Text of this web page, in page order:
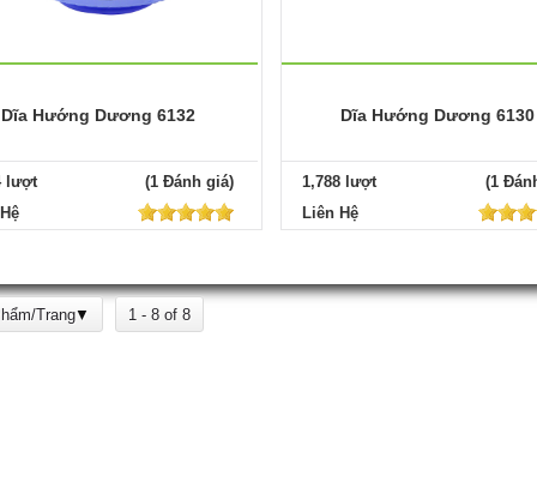
Dĩa Hướng Dương 6132
lượt
(1 Đánh giá)
Dĩa Hướng Dương 6130
1,788 lượt
(1
Liên Hệ
Trang 1 - 8 of 8